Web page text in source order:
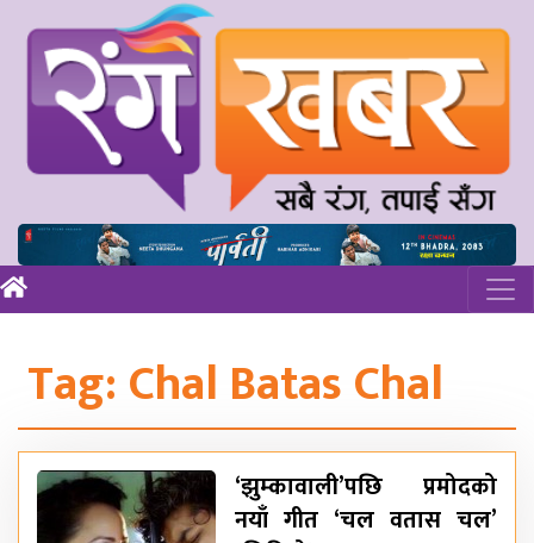
Tag:Chal Batas Chal
‘झुम्कावाली’पछि प्रमोदको
नयाँ गीत ‘चल वतास चल’